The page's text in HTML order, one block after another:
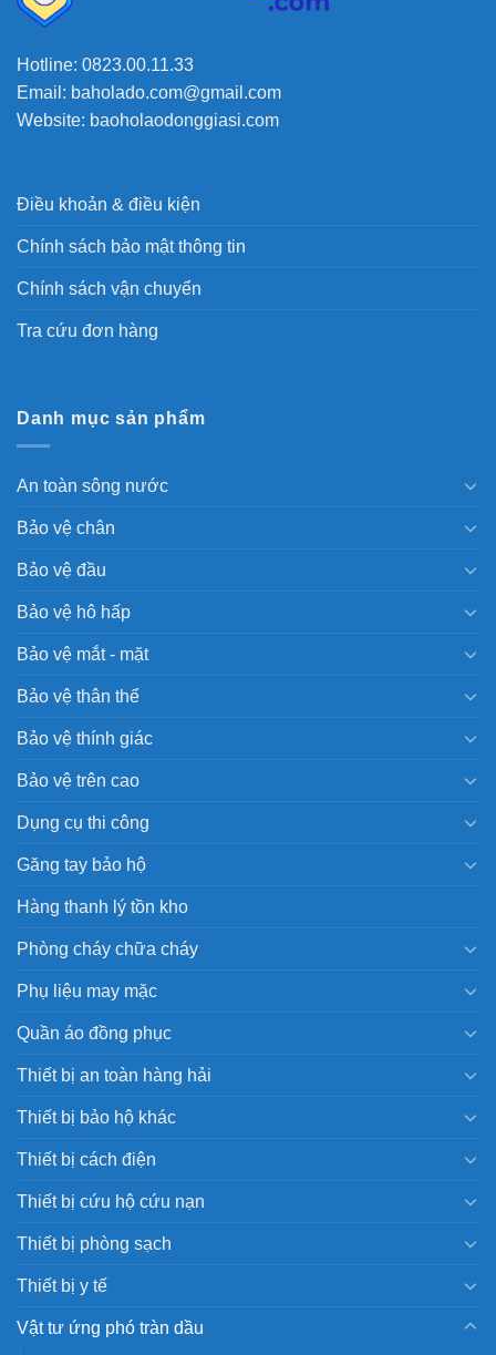
Hotline: 0823.00.11.33
Email: baholado.com@gmail.com
Website: baoholaodonggiasi.com
Điều khoản & điều kiện
Chính sách bảo mật thông tin
Chính sách vận chuyển
Tra cứu đơn hàng
Danh mục sản phẩm
An toàn sông nước
Bảo vệ chân
Bảo vệ đầu
Bảo vệ hô hấp
Bảo vệ mắt - mặt
Bảo vệ thân thể
Bảo vệ thính giác
Bảo vệ trên cao
Dụng cụ thi công
Găng tay bảo hộ
Hàng thanh lý tồn kho
Phòng cháy chữa cháy
Phụ liệu may mặc
Quần áo đồng phục
Thiết bị an toàn hàng hải
Thiết bị bảo hộ khác
Thiết bị cách điện
Thiết bị cứu hộ cứu nạn
Thiết bị phòng sạch
Thiết bị y tế
Vật tư ứng phó tràn dầu